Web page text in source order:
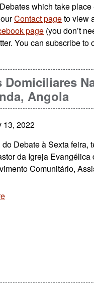
which take
Contact pageto view
page (you don’t
You can subscribe to
Angola
13, 2022
Debate à Sexta feira,
da Igreja
Comunitário,